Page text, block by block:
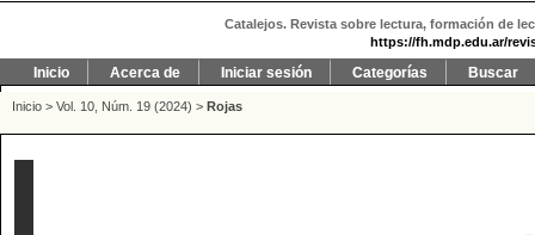
Catalejos. Revista sobre lectura, formación de
https://fh.mdp.edu.ar/
Inicio Acerca de Iniciar sesión Categorías Buscar
Inicio > Vol. 10, Núm. 19 (2024) > Rojas